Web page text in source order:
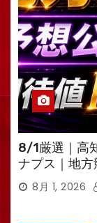
8/1厳選｜高
ナプス｜地方
8月 1, 2026